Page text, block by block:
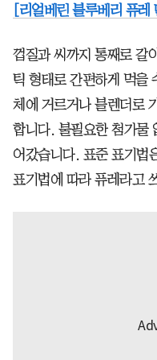
[리얼베린 블루베리 퓨레
껍질과 씨까지 통째로 갈
틱 형태로 간편하게 먹을
체에 거르거나 블렌더로
합니다. 불필요한 첨가물
어갔습니다. 표준 표기법
표기법에 따라 퓨레라고